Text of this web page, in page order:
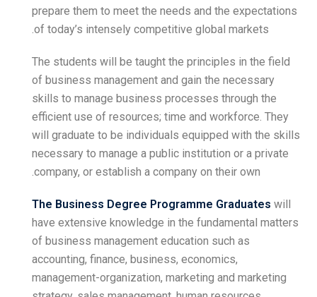
prepare them to meet the
of today’s intensely
The students will be
of business management
skills to manage
efficient use of
will graduate to be
necessary to manage a
company, or establish a
The Business Degree
have extensive
of business management
accounting, finance,
management-